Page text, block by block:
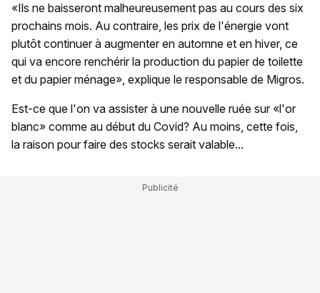
«Ils ne baisseront malheureusement pas au cours des six
prochains mois. Au contraire, les prix de l'énergie vont
plutôt continuer à augmenter en automne et en hiver, ce
qui va encore renchérir la production du papier de toilette
et du papier ménage», explique le responsable de Migros.
Est-ce que l'on va assister à une nouvelle ruée sur «l'or
blanc» comme au début du Covid? Au moins, cette fois,
la raison pour faire des stocks serait valable...